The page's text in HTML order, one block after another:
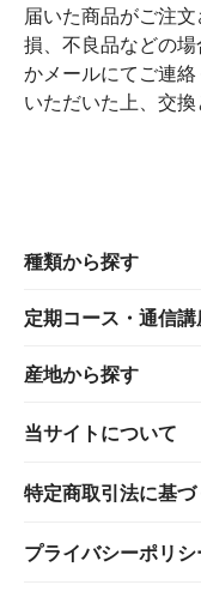
届いた商品がご注
損、不良品などの
かメールにてご連
いただいた上、交換
種類から探す
定期コース・通信
産地から探す
当サイトについて
特定商取引法に基
プライバシーポリ